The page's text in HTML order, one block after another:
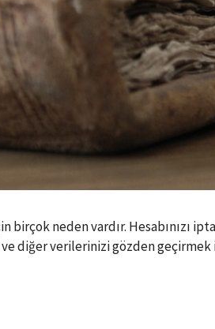
neden vardır. Hesabınızı
diğer verilerinizi gözden